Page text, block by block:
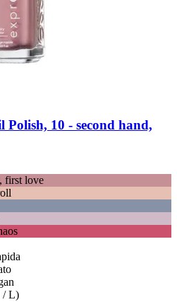
Polish, 10 -​ second hand,
first love
/ L)